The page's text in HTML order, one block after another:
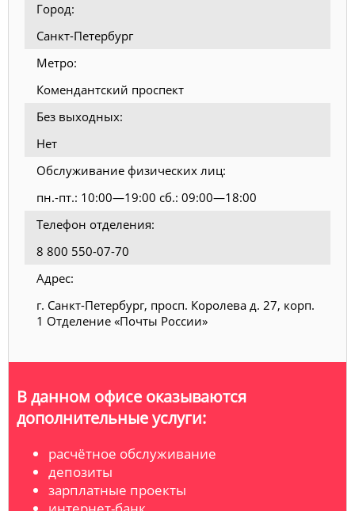
Город:
Санкт-Петербург
Метро:
Комендантский проспект
Без выходных:
Нет
Обслуживание физических лиц:
пн.-пт.: 10:00—19:00 сб.: 09:00—18:00
Телефон отделения:
8 800 550-07-70
Адрес:
г. Санкт-Петербург, просп. Королева д. 27, корп.
1 Отделение «Почты России»
В данном офисе оказываются
дополнительные услуги:
расчётное обслуживание
депозиты
зарплатные проекты